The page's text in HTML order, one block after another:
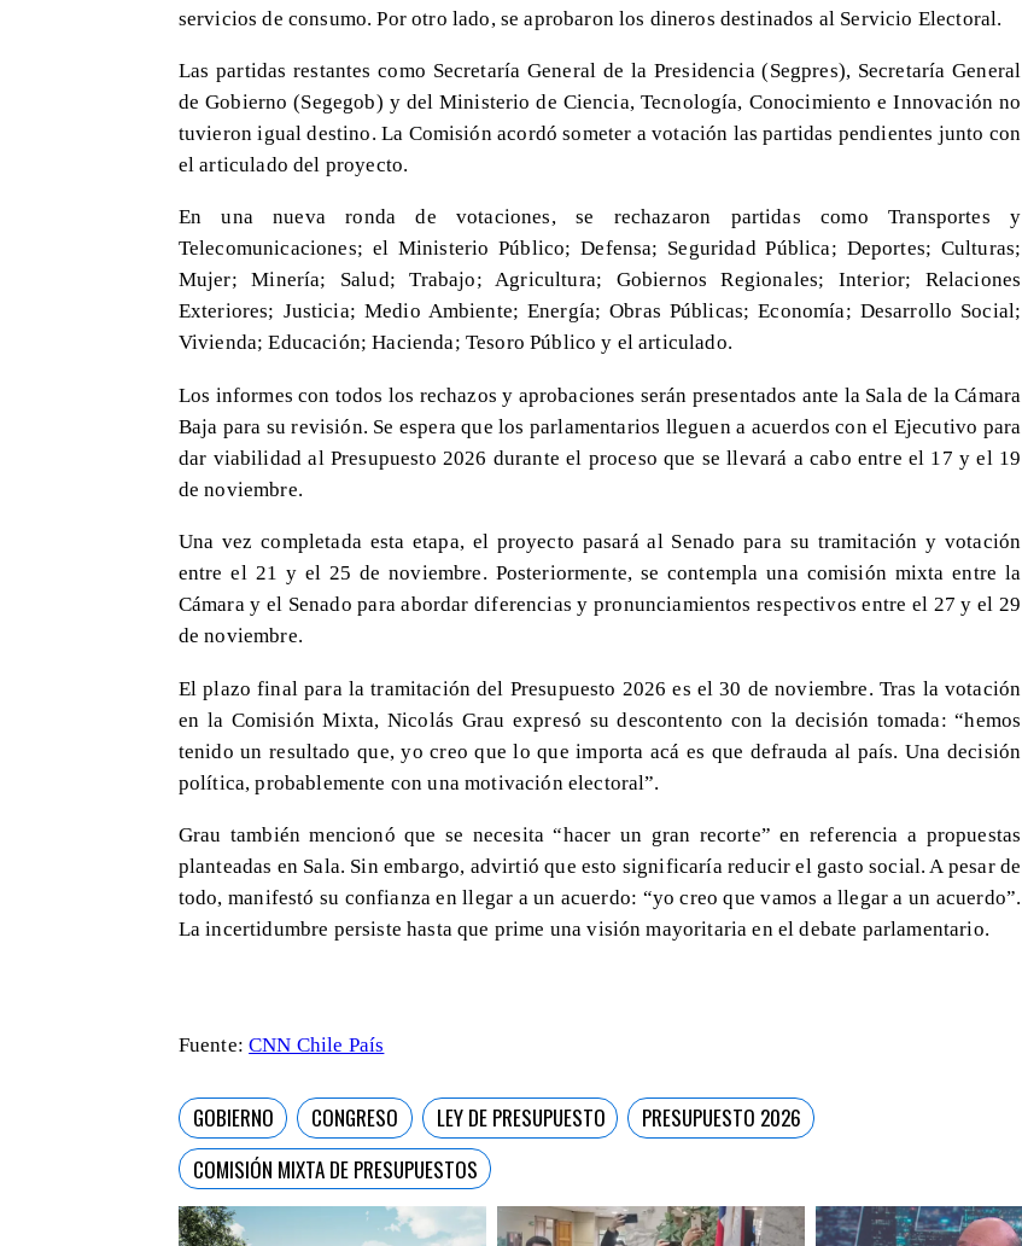
servicios de consumo. Por otro lado, se aprobaron los dineros destinados al Servicio Electoral.
Las partidas restantes como Secretaría General de la Presidencia (Segpres), Secretaría General
de Gobierno (Segegob) y del Ministerio de Ciencia, Tecnología, Conocimiento e Innovación no
tuvieron igual destino. La Comisión acordó someter a votación las partidas pendientes junto con
el articulado del proyecto.
En una nueva ronda de votaciones, se rechazaron partidas como Transportes y
Telecomunicaciones; el Ministerio Público; Defensa; Seguridad Pública; Deportes; Culturas;
Mujer; Minería; Salud; Trabajo; Agricultura; Gobiernos Regionales; Interior; Relaciones
Exteriores; Justicia; Medio Ambiente; Energía; Obras Públicas; Economía; Desarrollo Social;
Vivienda; Educación; Hacienda; Tesoro Público y el articulado.
Los informes con todos los rechazos y aprobaciones serán presentados ante la Sala de la Cámara
Baja para su revisión. Se espera que los parlamentarios lleguen a acuerdos con el Ejecutivo para
dar viabilidad al Presupuesto 2026 durante el proceso que se llevará a cabo entre el 17 y el 19
de noviembre.
Una vez completada esta etapa, el proyecto pasará al Senado para su tramitación y votación
entre el 21 y el 25 de noviembre. Posteriormente, se contempla una comisión mixta entre la
Cámara y el Senado para abordar diferencias y pronunciamientos respectivos entre el 27 y el 29
de noviembre.
El plazo final para la tramitación del Presupuesto 2026 es el 30 de noviembre. Tras la votación
en la Comisión Mixta, Nicolás Grau expresó su descontento con la decisión tomada: “hemos
tenido un resultado que, yo creo que lo que importa acá es que defrauda al país. Una decisión
política, probablemente con una motivación electoral”.
Grau también mencionó que se necesita “hacer un gran recorte” en referencia a propuestas
planteadas en Sala. Sin embargo, advirtió que esto significaría reducir el gasto social. A pesar de
todo, manifestó su confianza en llegar a un acuerdo: “yo creo que vamos a llegar a un acuerdo”.
La incertidumbre persiste hasta que prime una visión mayoritaria en el debate parlamentario.
Fuente:CNN Chile País
GOBIERNO CONGRESO LEY DE PRESUPUESTO
PRESUPUESTO 2026
COMISIÓN MIXTA DE PRESUPUESTOS